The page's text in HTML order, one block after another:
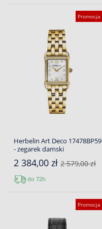
Promocja
Herbelin Art Deco 17478BP59
- zegarek damski
2 384,00 zł 2 579,00 zł
do 72h
Promocja